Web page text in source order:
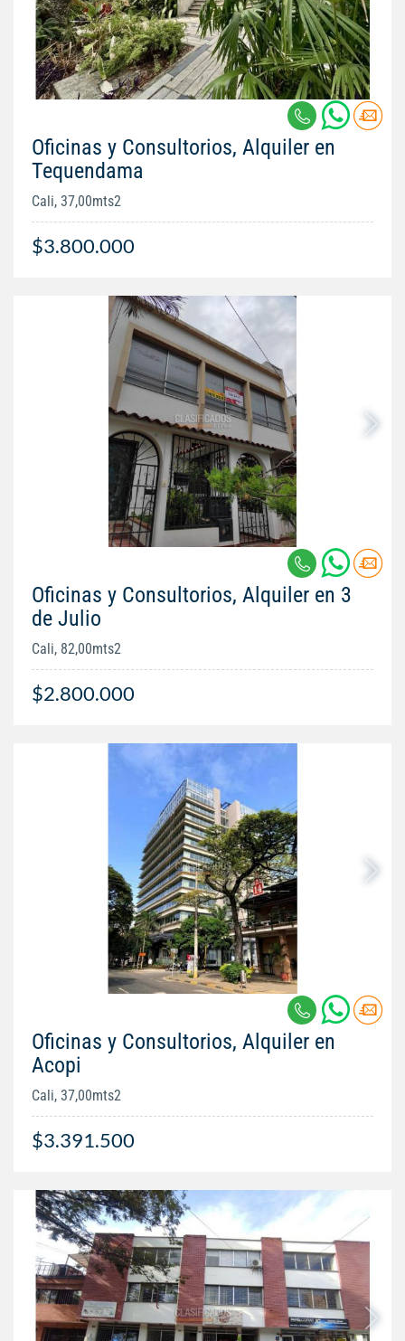
Oficinas y Consultorios, Alquiler en
Tequendama
Cali, 37,00mts2
$3.800.000
Oficinas y Consultorios, Alquiler en 3
de Julio
Cali, 82,00mts2
$2.800.000
Oficinas y Consultorios, Alquiler en
Acopi
Cali, 37,00mts2
$3.391.500